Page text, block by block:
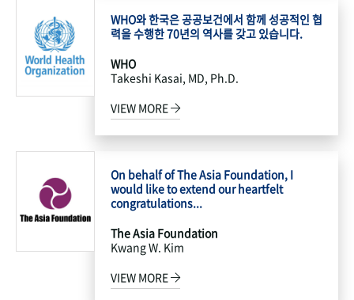
WHO와 한국은 공공보건에서 함께 성공적인 협
력을 수행한 70년의 역사를 갖고 있습니다.
WHO
Takeshi Kasai, MD, Ph.D.
VIEW MORE
On behalf of The Asia Foundation, I
would like to extend our heartfelt
congratulations...
The Asia Foundation
Kwang W. Kim
VIEW MORE